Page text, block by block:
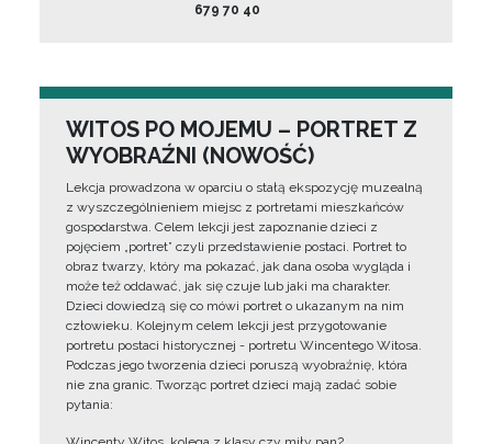
679 70 40
WITOS PO MOJEMU – PORTRET Z
WYOBRAŹNI (NOWOŚĆ)
Lekcja prowadzona w oparciu o stałą ekspozycję muzealną
z wyszczególnieniem miejsc z portretami mieszkańców
gospodarstwa. Celem lekcji jest zapoznanie dzieci z
pojęciem „portret” czyli przedstawienie postaci. Portret to
obraz twarzy, który ma pokazać, jak dana osoba wygląda i
może też oddawać, jak się czuje lub jaki ma charakter.
Dzieci dowiedzą się co mówi portret o ukazanym na nim
człowieku. Kolejnym celem lekcji jest przygotowanie
portretu postaci historycznej - portretu Wincentego Witosa.
Podczas jego tworzenia dzieci poruszą wyobraźnię, która
nie zna granic. Tworząc portret dzieci mają zadać sobie
pytania: